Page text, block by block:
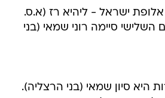
אלופת ישראל - ליהיא רז (א.ס.
סיימה רוני שמאי (בני
היא סיון שמאי (בני הרצליה).